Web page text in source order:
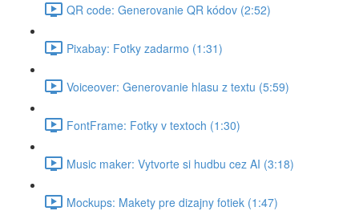
QR code: Generovanie QR kódov (2:52)
Pixabay: Fotky zadarmo (1:31)
Voiceover: Generovanie hlasu z textu (5:59)
FontFrame: Fotky v textoch (1:30)
Music maker: Vytvorte si hudbu cez AI (3:18)
Mockups: Makety pre dizajny fotiek (1:47)